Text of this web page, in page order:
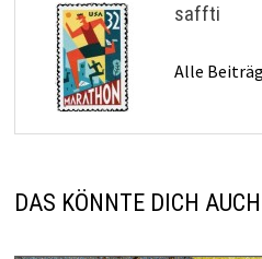
saffti
Alle
DAS KÖNNTE DICH